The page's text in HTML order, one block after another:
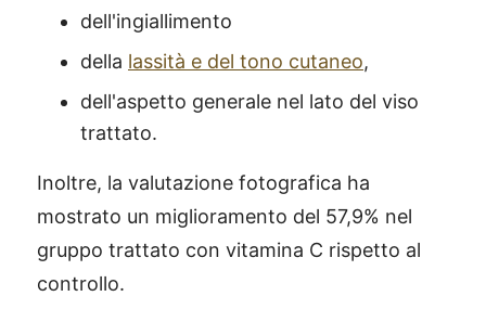
dell'ingiallimento
della lassità e del tono cutaneo,
dell'aspetto generale nel lato del viso
trattato.
Inoltre, la valutazione fotografica ha
mostrato un miglioramento del 57,9% nel
gruppo trattato con vitamina C rispetto al
controllo.